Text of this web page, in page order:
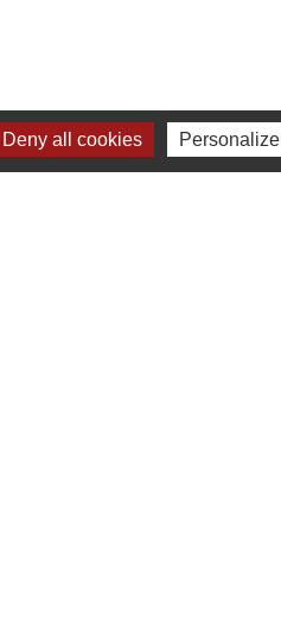
Deny all cookies Personalize